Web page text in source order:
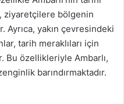
ziyaretçilere bölgenin
Ayrıca, yakın çevresindeki
tarih meraklıları için
Bu özellikleriyle Ambarlı,
barındırmaktadır.